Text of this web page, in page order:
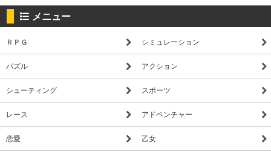
メニュー
ＲＰＧ シミュレーション
パズル アクション
シューティング スポーツ
レース アドベンチャー
恋愛 乙女